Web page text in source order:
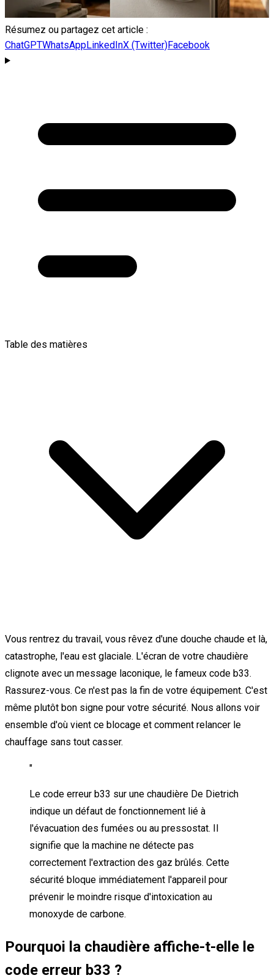
Résumez ou partagez cet article :
ChatGPTWhatsAppLinkedInX (Twitter)Facebook
Table des matières
Vous rentrez du travail, vous rêvez d'une douche chaude et là,
catastrophe, l'eau est glaciale. L'écran de votre chaudière
clignote avec un message laconique, le fameux code b33.
Rassurez-vous. Ce n'est pas la fin de votre équipement. C'est
même plutôt bon signe pour votre sécurité. Nous allons voir
ensemble d'où vient ce blocage et comment relancer le
chauffage sans tout casser.
"
Le code erreur b33 sur une chaudière De Dietrich
indique un défaut de fonctionnement lié à
l'évacuation des fumées ou au pressostat. Il
signifie que la machine ne détecte pas
correctement l'extraction des gaz brûlés. Cette
sécurité bloque immédiatement l'appareil pour
prévenir le moindre risque d'intoxication au
monoxyde de carbone.
Pourquoi la chaudière affiche-t-elle le
code erreur b33 ?